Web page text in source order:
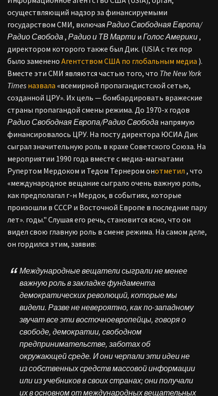
осуществляющий надзор за финансируемыми
государством СМИ, включая Радио Свободная Европа/
Радио Свобода, Радио и ТВ Марти и Голос Америки,
директором которого также был Дик. (USIA с тех пор
было заменено Агентством США по глобальным медиа ).
Вместе эти СМИ являются частью того, что The New York
Times назвала «всемирной пропагандистской сетью,
созданной ЦРУ». Их цель — бомбардировать вражеские
страны пропагандой смены режима. До 1970-х годов
Радио Свободная Европа/Радио Свобода напрямую
финансировалось ЦРУ. На посту директора ЮСИА Дик
сыграл значительную роль в крахе Советского Союза. На
мероприятии 1990 года вместе с медиа-магнатами
Рупертом Мердоком и Тедом Тернером онотметил , что
«международное вещание сыграло очень важную роль,
как предполагал г-н Мердок, в событиях, которые
произошли в СССР и Восточной Европе в последние пару
лет». годы." Слушая его речь, становится ясно, что он
видел свою главную роль в смене режима. На самом деле,
он гордился этим, заявив:
Международные вещатели сыграли не менее
важную роль в закладке фундамента
демократических революций, которые мы
видели. Разве не невероятно, как по-западному
звучат все эти восточноевропейцы, говоря о
свободе, демократии, свободном
предпринимательстве, заботах об
окружающей среде. И они черпали эти идеи не
из собственных средств массовой информации
или из учебников в своих странах; они получали
их в основном от международных вещательных